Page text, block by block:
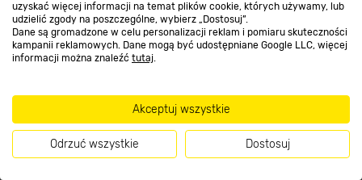
uzyskać więcej informacji na temat plików cookie, których używamy, lub
udzielić zgody na poszczególne, wybierz „Dostosuj”.
Dane są gromadzone w celu personalizacji reklam i pomiaru skuteczności
kampanii reklamowych. Dane mogą być udostępniane Google LLC, więcej
informacji można znaleźć tutaj.
Akceptuj wszystkie
Odrzuć wszystkie Dostosuj
Dołącz do nas
Metody płatności